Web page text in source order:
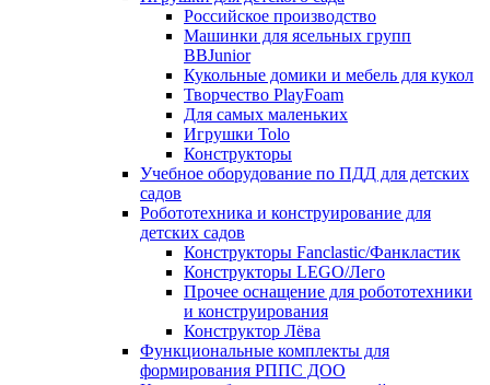
Российское производство
Машинки для ясельных групп
BBJunior
Кукольные домики и мебель для кукол
Творчество PlayFoam
Для самых маленьких
Игрушки Tolo
Конструкторы
Учебное оборудование по ПДД для детских
садов
Робототехника и конструирование для
детских садов
Конструкторы Fanclastic/Фанкластик
Конструкторы LEGO/Лего
Прочее оснащение для робототехники
и конструирования
Конструктор Лёва
Функциональные комплекты для
формирования РППС ДОО